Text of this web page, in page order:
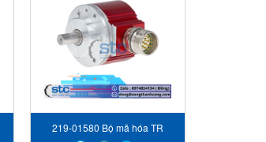
219-01580 Bộ mã hóa TR